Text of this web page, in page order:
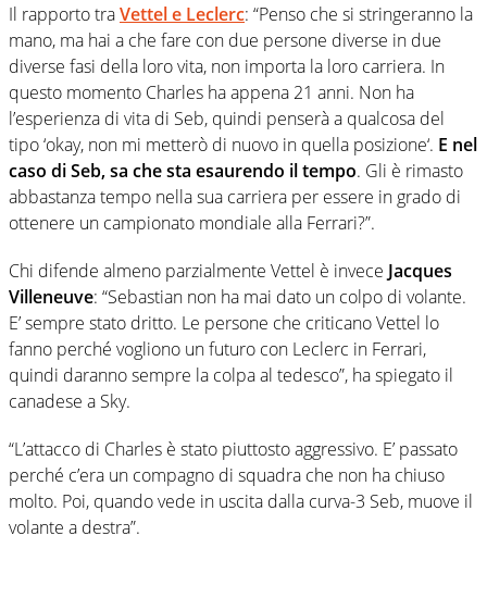
Il rapporto traVettel e Leclerc: “Penso che si stringeranno la
mano, ma hai a che fare con due persone diverse in due
diverse fasi della loro vita, non importa la loro carriera. In
questo momento Charles ha appena 21 anni. Non ha
l’esperienza di vita di Seb, quindi penserà a qualcosa del
tipo ‘okay, non mi metterò di nuovo in quella posizione‘. E nel
caso di Seb, sa che sta esaurendo il tempo. Gli è rimasto
abbastanza tempo nella sua carriera per essere in grado di
ottenere un campionato mondiale alla Ferrari?”.
Chi difende almeno parzialmente Vettel è invece Jacques
Villeneuve: “Sebastian non ha mai dato un colpo di volante.
E’ sempre stato dritto. Le persone che criticano Vettel lo
fanno perché vogliono un futuro con Leclerc in Ferrari,
quindi daranno sempre la colpa al tedesco”, ha spiegato il
canadese a Sky.
“L’attacco di Charles è stato piuttosto aggressivo. E’ passato
perché c’era un compagno di squadra che non ha chiuso
molto. Poi, quando vede in uscita dalla curva-3 Seb, muove il
volante a destra”.